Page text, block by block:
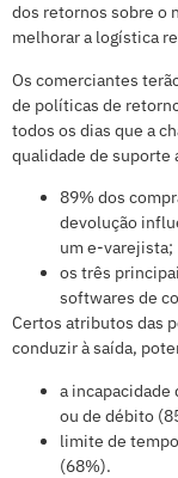
dos retornos sobre o
melhorar a logística
Os comerciantes
de políticas de
todos os dias que a
qualidade de suporte
89% dos
devolução
um e-varejista;
os três
softwares de
Certos atributos das
conduzir à saída,
a
ou de débito
limite de
(68%).